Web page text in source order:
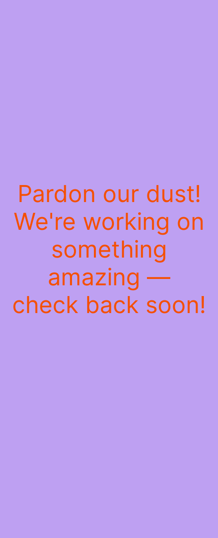
Pardon our dust!
We're working on
something
amazing —
check back soon!